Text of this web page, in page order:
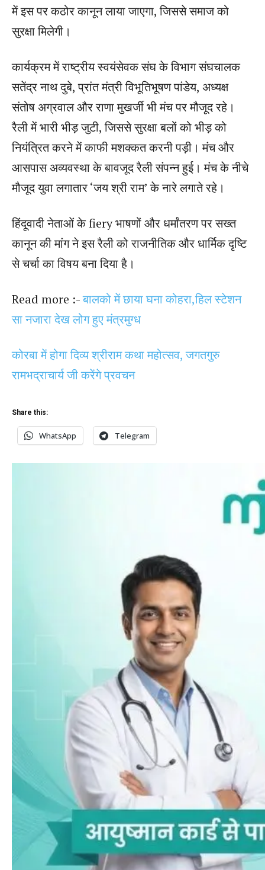
में इस पर कठोर कानून लाया जाएगा, जिससे समाज को
सुरक्षा मिलेगी।
कार्यक्रम में राष्ट्रीय स्वयंसेवक संघ के विभाग संघचालक
सतेंद्र नाथ दुबे, प्रांत मंत्री विभूतिभूषण पांडेय, अध्यक्ष
संतोष अग्रवाल और राणा मुखर्जी भी मंच पर मौजूद रहे।
रैली में भारी भीड़ जुटी, जिससे सुरक्षा बलों को भीड़ को
नियंत्रित करने में काफी मशक्कत करनी पड़ी। मंच और
आसपास अव्यवस्था के बावजूद रैली संपन्न हुई। मंच के नीचे
मौजूद युवा लगातार ‘जय श्री राम’ के नारे लगाते रहे।
हिंदूवादी नेताओं के fiery भाषणों और धर्मांतरण पर सख्त
कानून की मांग ने इस रैली को राजनीतिक और धार्मिक दृष्टि
से चर्चा का विषय बना दिया है।
Read more :-बालको में छाया घना कोहरा,हिल स्टेशन
सा नजारा देख लोग हुए मंत्रमुग्ध
कोरबा में होगा दिव्य श्रीराम कथा महोत्सव, जगतगुरु
रामभद्राचार्य जी करेंगे प्रवचन
Share this:
WhatsApp Telegram